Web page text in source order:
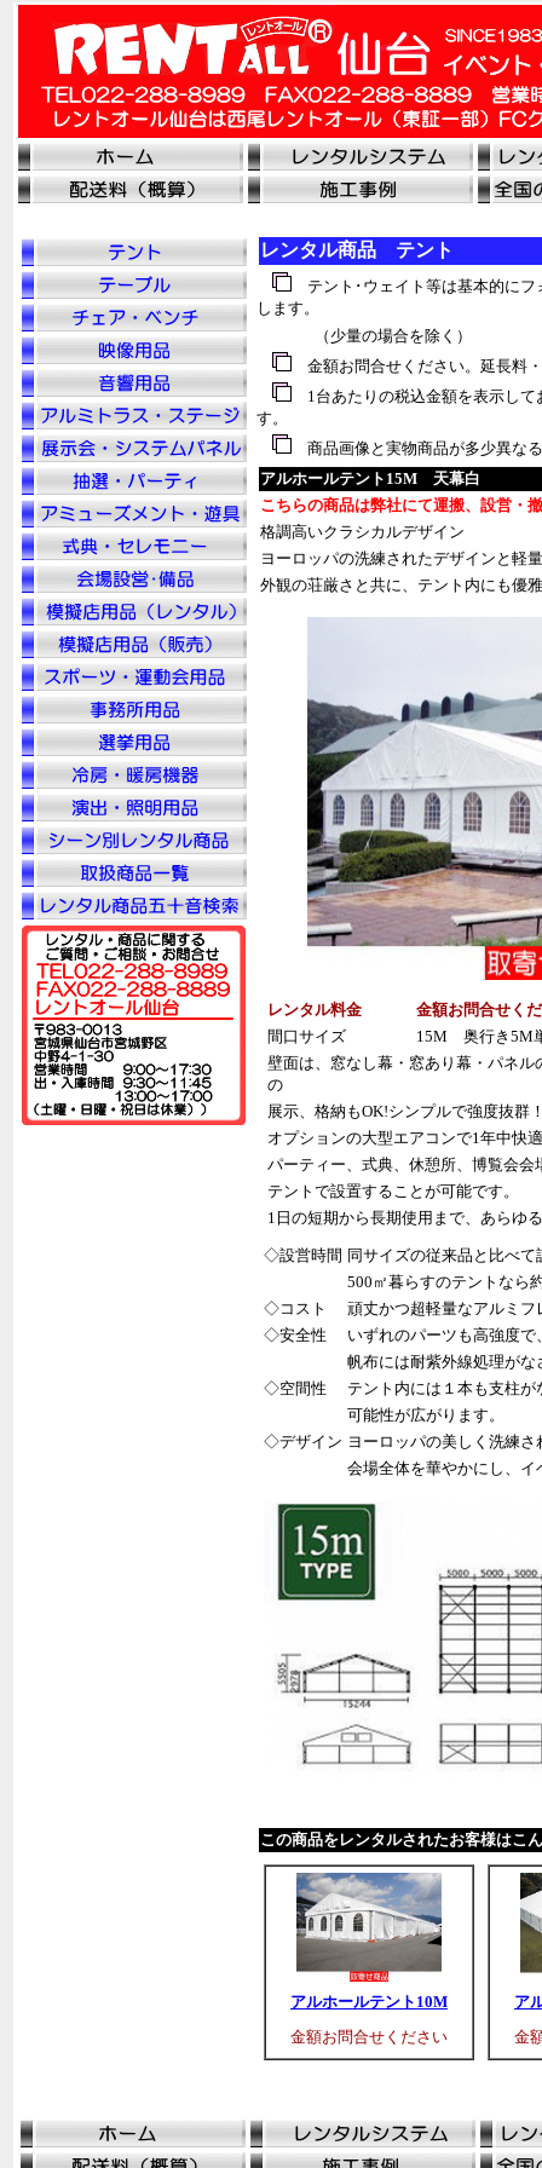
レンタル商品 テント
テント･ウェイト等は基本的にフ
します。
（少量の場合を除く）
金額お問合せください。延長料
1台あたりの税込金額を表示して
す。
商品画像と実物商品が多少異な
アルホールテント15M 天幕白
こちらの商品は弊社にて運搬、設営・
格調高いクラシカルデザイン
ヨーロッパの洗練されたデザインと軽
外観の荘厳さと共に、テント内にも優
レンタル料金
金額お問合せく
間口サイズ
15M 奥行き5M
壁面は、窓なし幕・窓あり幕・パネ
の
展示、格納もOK!シンプルで強度抜群
オプションの大型エアコンで1年中快
パーティー、式典、休憩所、博覧会
テントで設置することが可能です。
1日の短期から長期使用まで、あらゆ
◇設営時間 同サイズの従来品と比べ
500㎡暮らすのテントなら
◇コスト
頑丈かつ超軽量なアルミ
◇安全性
いずれのパーツも高強度
帆布には耐紫外線処理が
◇空間性
テント内には１本も支柱
可能性が広がります。
◇デザイン ヨーロッパの美しく洗練
会場全体を華やかにし、
この商品をレンタルされたお客様はこ
アルホールテント10M
金額お問合せください
ア
金